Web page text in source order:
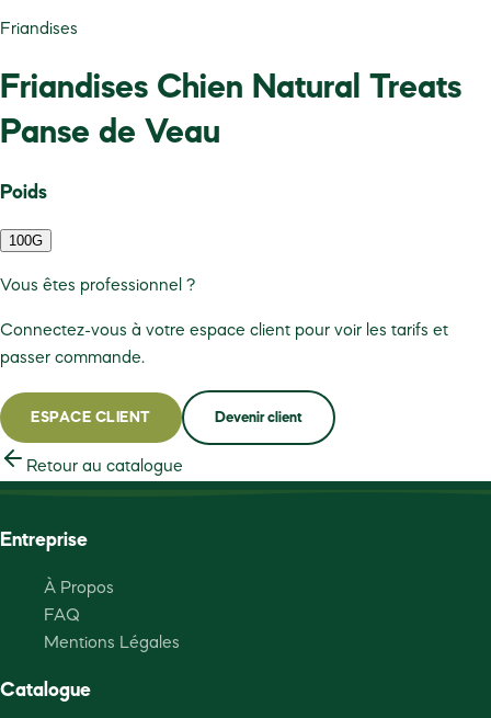
Friandises
Friandises Chien Natural Treats
Panse de Veau
Poids
100G
Vous êtes professionnel ?
Connectez-vous à votre espace client pour voir les tarifs et
passer commande.
ESPACE CLIENT Devenir client
Retour au catalogue
Entreprise
À Propos
FAQ
Mentions Légales
Catalogue